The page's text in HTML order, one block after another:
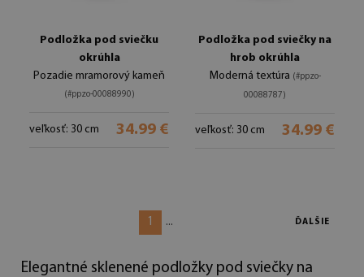
Podložka pod sviečku
okrúhla
Pozadie mramorový kameň
(#ppzo-00088990)
veľkosť: 30 cm 34.99 €
Podložka pod sviečky na
hrob okrúhla
Moderná textúra (#ppzo-
00088787)
veľkosť: 30 cm 34.99 €
1 ... ĎALŠIE
Elegantné sklenené podložky pod sviečky na